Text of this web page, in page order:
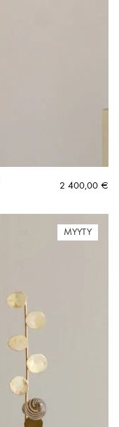
2 400,00 €
MYYTY